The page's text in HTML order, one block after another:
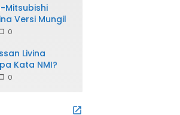
Mitsubishi
Versi Mungil
0
Livina
Kata NMI?
0